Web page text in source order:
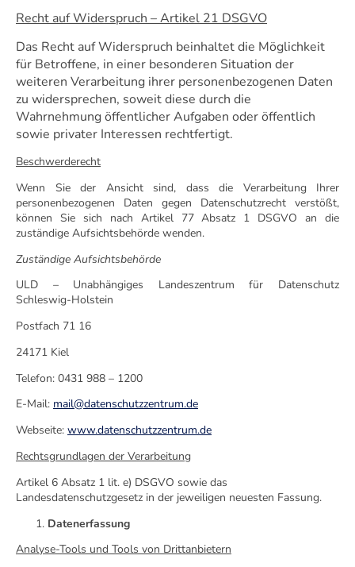
Recht auf Widerspruch – Artikel 21 DSGVO
Das Recht auf Widerspruch beinhaltet die Möglichkeit
für Betroffene, in einer besonderen Situation der
weiteren Verarbeitung ihrer personenbezogenen Daten
zu widersprechen, soweit diese durch die
Wahrnehmung öffentlicher Aufgaben oder öffentlich
sowie privater Interessen rechtfertigt.
Beschwerderecht
Wenn Sie der Ansicht sind, dass die Verarbeitung Ihrer
personenbezogenen Daten gegen Datenschutzrecht verstößt,
können Sie sich nach Artikel 77 Absatz 1 DSGVO an die
zuständige Aufsichtsbehörde wenden.
Zuständige Aufsichtsbehörde
ULD – Unabhängiges Landeszentrum für Datenschutz
Schleswig-Holstein
Postfach 71 16
24171 Kiel
Telefon: 0431 988 – 1200
E-Mail: mail@datenschutzzentrum.de
Webseite: www.datenschutzzentrum.de
Rechtsgrundlagen der Verarbeitung
Artikel 6 Absatz 1 lit. e) DSGVO sowie das
Landesdatenschutzgesetz in der jeweiligen neuesten Fassung.
Datenerfassung
Analyse-Tools und Tools von Drittanbietern